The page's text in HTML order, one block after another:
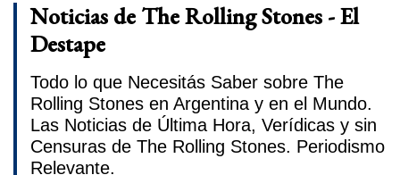
Noticias de The Rolling Stones - El
Destape
Todo lo que Necesitás Saber sobre The
Rolling Stones en Argentina y en el Mundo.
Las Noticias de Última Hora, Verídicas y sin
Censuras de The Rolling Stones. Periodismo
Relevante.